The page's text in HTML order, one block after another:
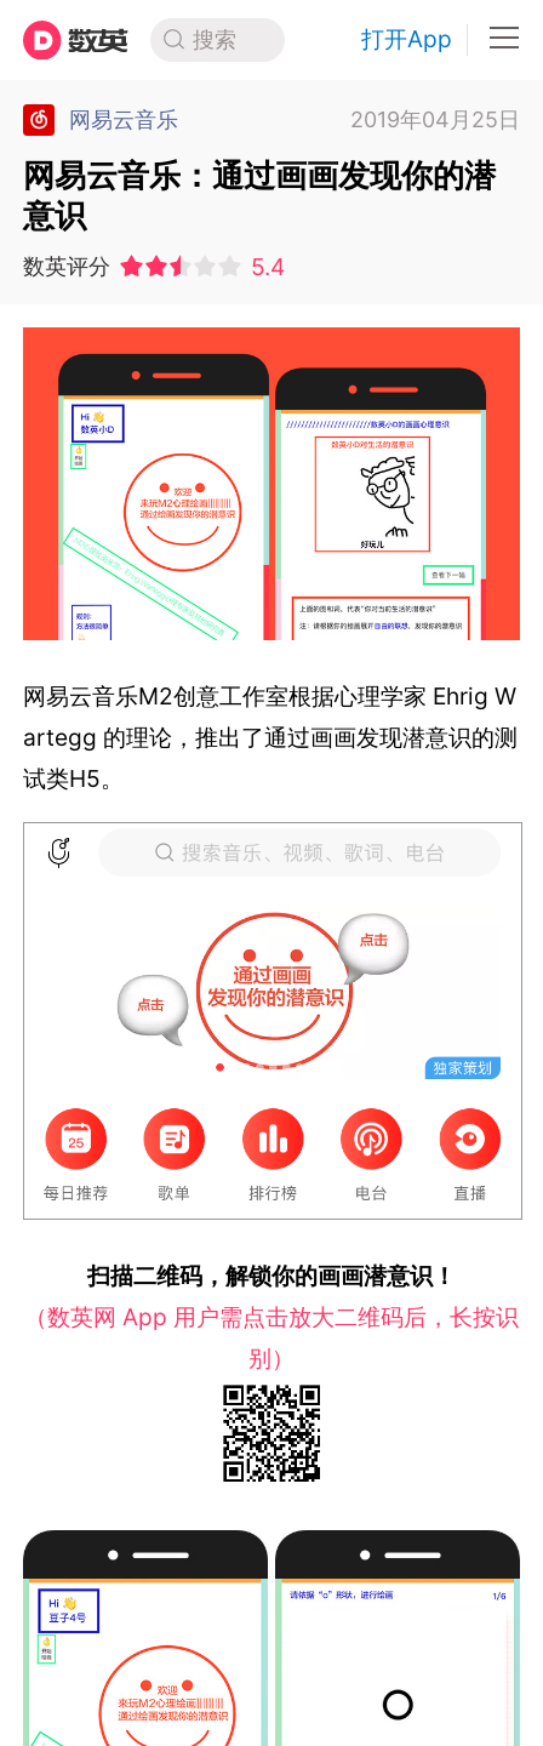
搜索 打开App
网易云音乐 2019年04月25日
网易云音乐：通过画画发现你的潜
意识
数英评分 5.4
网易云音乐M2创意工作室根据心理学家 Ehrig W
artegg 的理论，推出了通过画画发现潜意识的测
试类H5。
扫描二维码，解锁你的画画潜意识！
（数英网 App 用户需点击放大二维码后，长按识
别）